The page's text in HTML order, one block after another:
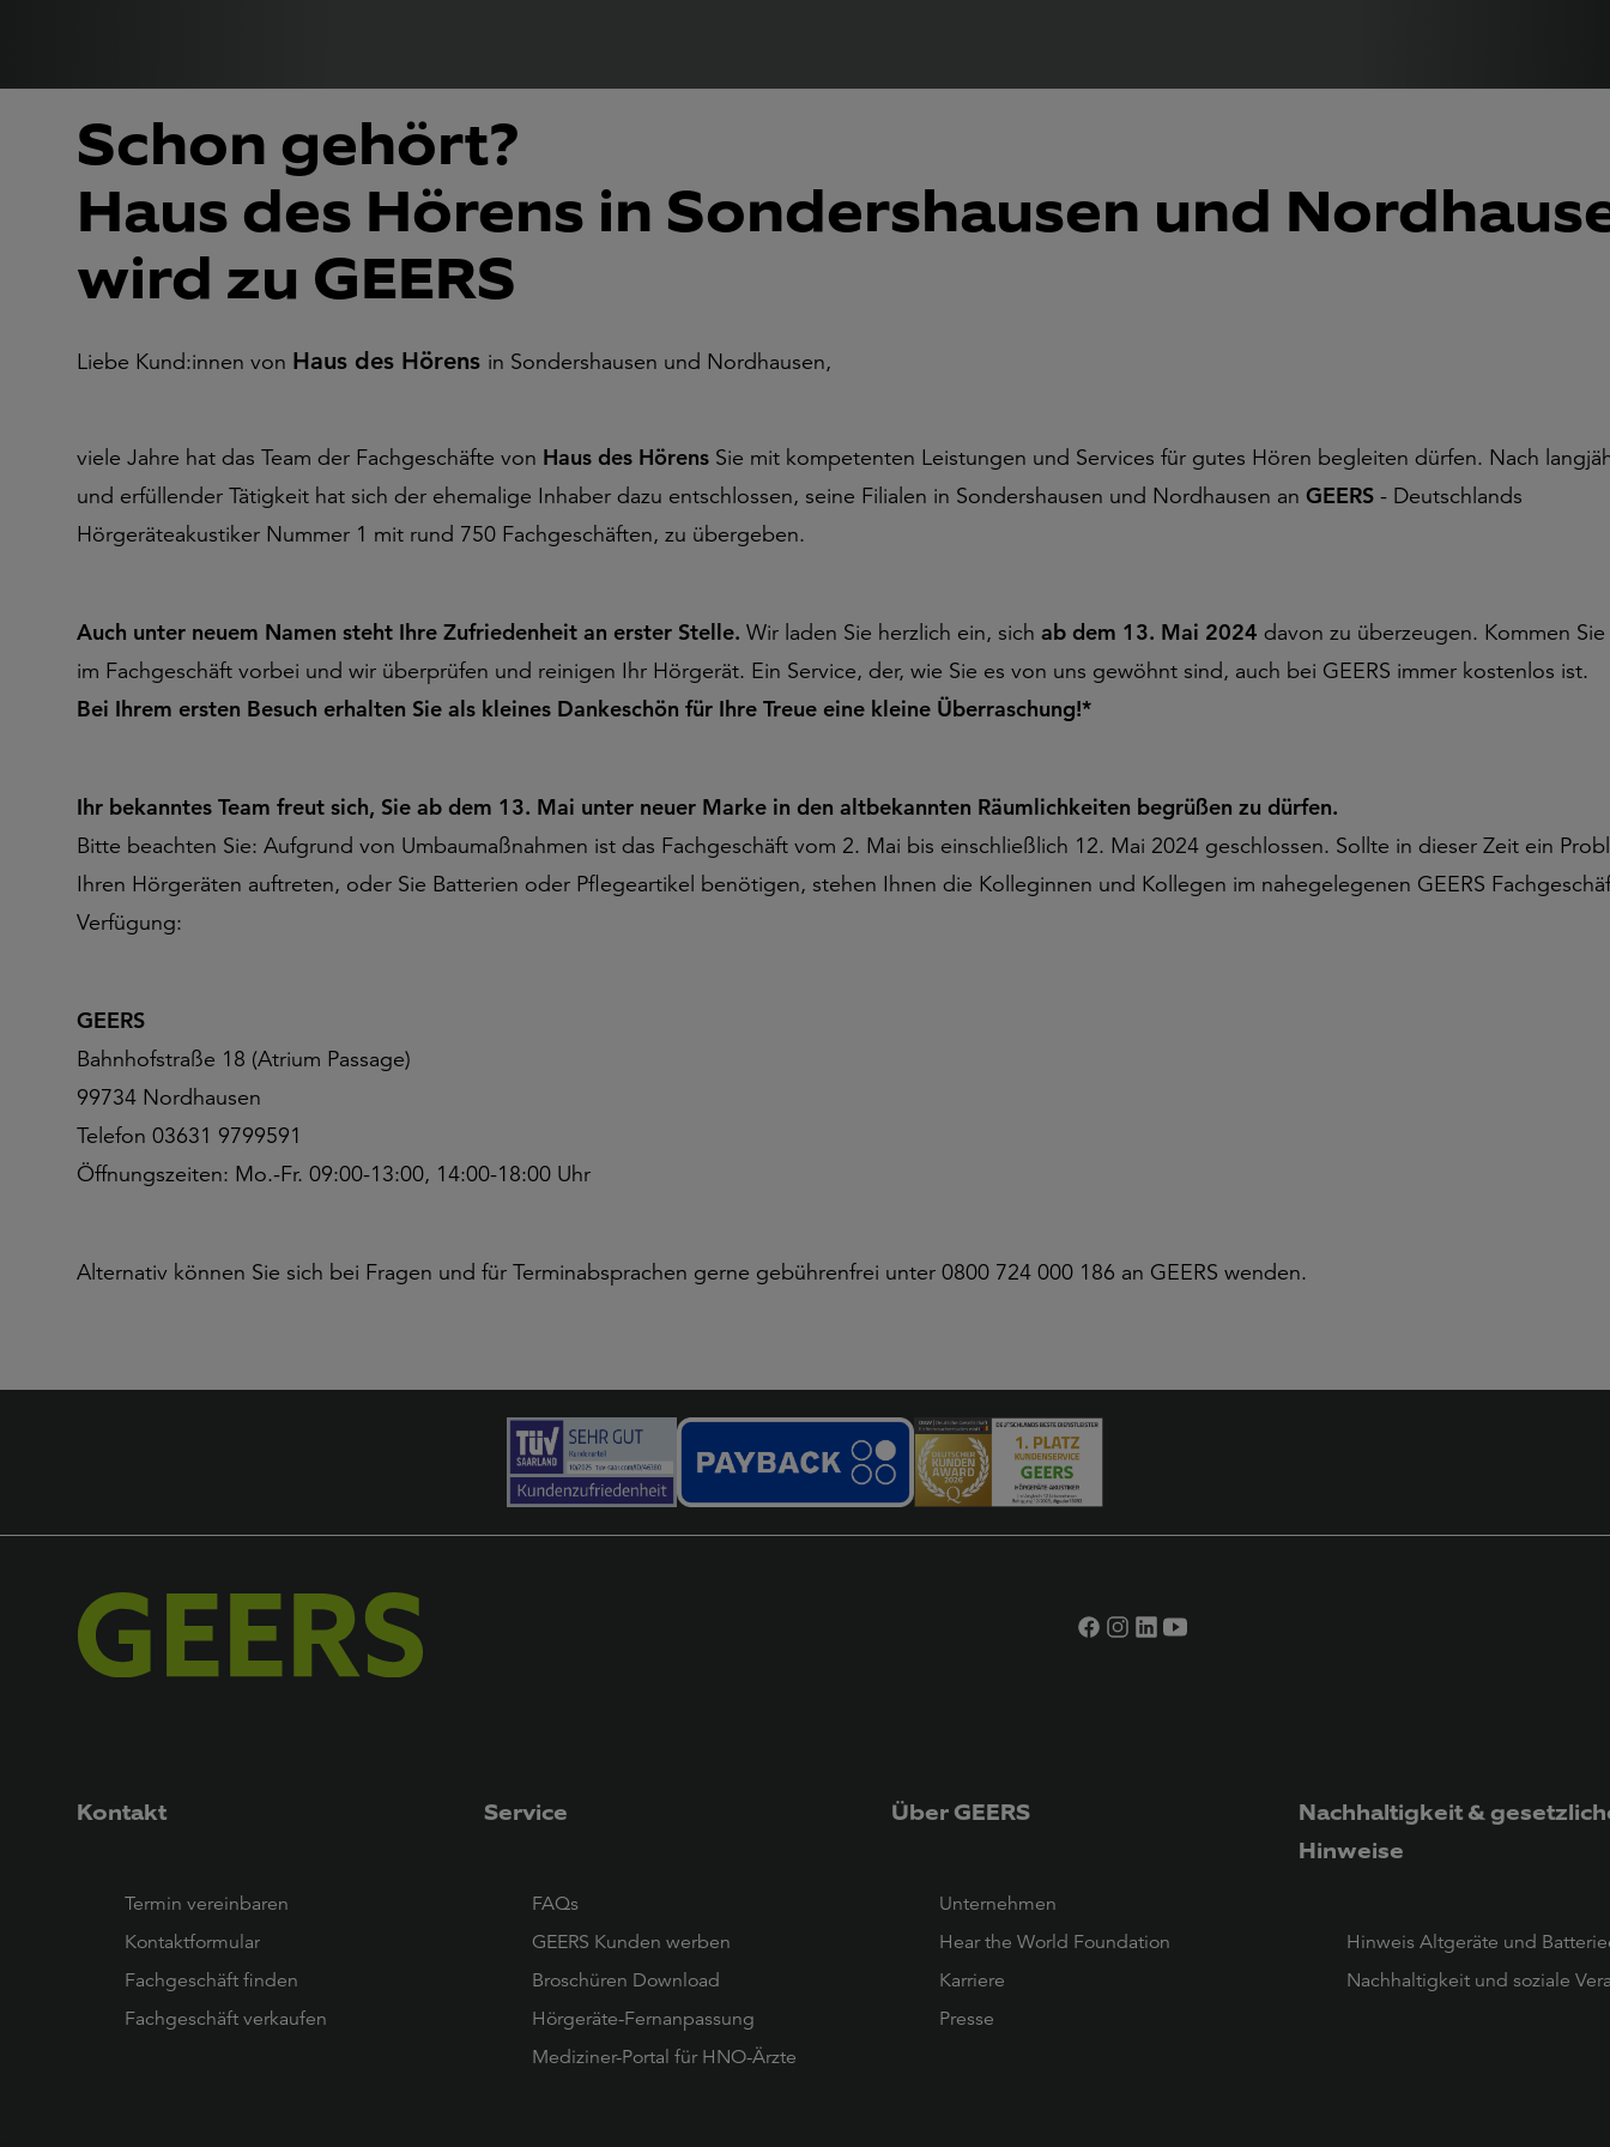
Schon gehört?
Haus des Hörens in Sondershausen und
wird zu GEERS
Liebe Kund:innen von Haus des Hörens in Sondershausen und Nordhausen,
viele Jahre hat das Team der Fachgeschäfte von Haus des Hörens Sie mit kompetenten Leistungen und Services für gutes Hören begleiten dürfen. Nach
und erfüllender Tätigkeit hat sich der ehemalige Inhaber dazu entschlossen, seine Filialen in Sondershausen und Nordhausen an GEERS - Deutschlands
Hörgeräteakustiker Nummer 1 mit rund 750 Fachgeschäften, zu übergeben.
Auch unter neuem Namen steht Ihre Zufriedenheit an erster Stelle. Wir laden Sie herzlich ein, sich ab dem 13. Mai 2024 davon zu überzeugen. Kommen
im Fachgeschäft vorbei und wir überprüfen und reinigen Ihr Hörgerät. Ein Service, der, wie Sie es von uns gewöhnt sind, auch bei GEERS immer kostenlos ist.
Bei Ihrem ersten Besuch erhalten Sie als kleines Dankeschön für Ihre Treue eine kleine Überraschung!*
Ihr bekanntes Team freut sich, Sie ab dem 13. Mai unter neuer Marke in den altbekannten Räumlichkeiten begrüßen zu dürfen.
Bitte beachten Sie: Aufgrund von Umbaumaßnahmen ist das Fachgeschäft vom 2. Mai bis einschließlich 12. Mai 2024 geschlossen. Sollte in dieser Zeit ein
Ihren Hörgeräten auftreten, oder Sie Batterien oder Pflegeartikel benötigen, stehen Ihnen die Kolleginnen und Kollegen im nahegelegenen GEERS
Verfügung:
GEERS
Bahnhofstraße 18 (Atrium Passage)
99734 Nordhausen
Telefon 03631 9799591
Öffnungszeiten: Mo.-Fr. 09:00-13:00, 14:00-18:00 Uhr
Alternativ können Sie sich bei Fragen und für Terminabsprachen gerne gebührenfrei unter 0800 724 000 186 an GEERS wenden.
Kontakt
Termin vereinbaren
Kontaktformular
Fachgeschäft finden
Fachgeschäft verkaufen
Service
FAQs
GEERS Kunden werben
Broschüren Download
Hörgeräte-Fernanpassung
Mediziner-Portal für HNO-Ärzte
Über GEERS
Unternehmen
Hear the World Foundation
Karriere
Presse
Nachhaltigkeit &
Hinweise
Hinweis Altgeräte und
Nachhaltigkeit und soziale